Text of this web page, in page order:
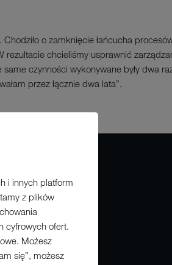
i innych platform
z plików
cyfrowych ofert.
Możesz
się”, możesz
o zamknięcie łańcucha
rezultacie chcieliśmy usprawnić
czynności wykonywane były dwa
przez łącznie dwa lata”.